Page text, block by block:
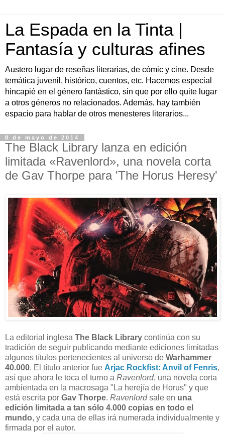
La Espada en la Tinta |
Fantasía y culturas afines
Austero lugar de reseñas literarias, de cómic y cine. Desde
temática juvenil, histórico, cuentos, etc. Hacemos especial
hincapié en el género fantástico, sin que por ello quite lugar
a otros géneros no relacionados. Además, hay también
espacio para hablar de otros menesteres literarios...
8 de mayo de 2014
The Black Library lanza en edición
limitada «Ravenlord», una novela corta
de Gav Thorpe para 'The Horus Heresy'
La editorial inglesa The Black Library continúa con su
tradición de seguir publicando mediante ediciones limitadas
algunos títulos pertenecientes al universo de Warhammer
40.000. El título anterior fue Arjac Rockfist: Anvil of Fenris,
así que ahora le toca el turno a Ravenlord, una novela corta
ambientada en la macrosaga "La herejía de Horus" y que
está escrita por Gav Thorpe. Ravenlordsale en una
edición limitada a tan sólo 4.000 copias en todo el
mundo, y cada una de ellas irá numerada individualmente y
firmada por el autor.